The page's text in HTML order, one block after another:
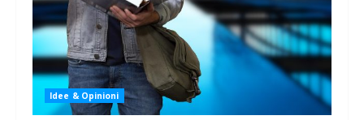
Idee & Opinioni